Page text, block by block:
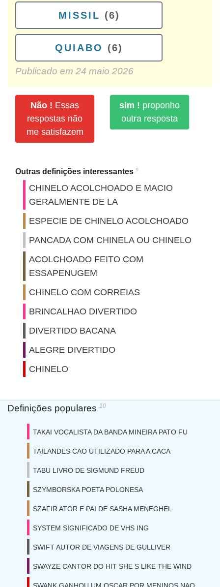
MISSIL (6)
QUIABO (6)
Publicado em 24 maio 2026
Não ! Essas
respostas não
me satisfazem
sim ! proponho
outra resposta
Outras definições interessantes 9
CHINELO ACOLCHOADO E MACIO
GERALMENTE DE LA
ESPECIE DE CHINELO ACOLCHOADO
PANCADA COM CHINELA OU CHINELO
ACOLCHOADO FEITO COM
ESSAPENUGEM
CHINELO COM CORREIAS
BRINCALHAO DIVERTIDO
DIVERTIDO BACANA
ALEGRE DIVERTIDO
CHINELO
Definições populares 10
TAKAI VOCALISTA DA BANDA MINEIRA PATO FU
TAILANDES CAO UTILIZADO PARA A CACA
TABU LIVRO DE SIGMUND FREUD
SZYMBORSKA POETA POLONESA
SZAFIR ATOR E PAI DE SASHA MENEGHEL
SYSTEM SIGNIFICADO DE VHS ING
SWIFT AUTOR DE VIAGENS DE GULLIVER
SWAYZE CANTOR DO HIT SHE S LIKE THE WIND